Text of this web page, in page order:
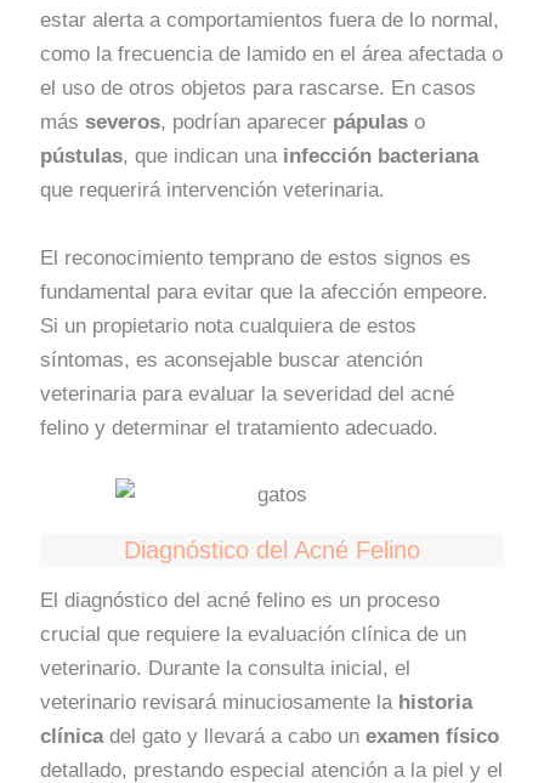
estar alerta a comportamientos fuera de lo normal,
como la frecuencia de lamido en el área afectada o
el uso de otros objetos para rascarse. En casos
másseveros, podrían aparecer pápulaso
pústulas, que indican unainfección bacteriana
que requerirá intervención veterinaria.
El reconocimiento temprano de estos signos es
fundamental para evitar que la afección empeore.
Si un propietario nota cualquiera de estos
síntomas, es aconsejable buscar atención
veterinaria para evaluar la severidad del acné
felino y determinar el tratamiento adecuado.
Diagnóstico del Acné Felino
El diagnóstico del acné felino es un proceso
crucial que requiere la evaluación clínica de un
veterinario. Durante la consulta inicial, el
veterinario revisará minuciosamente la historia
clínicadel gato y llevará a cabo unexamen físico
detallado, prestando especial atención a la piel y el